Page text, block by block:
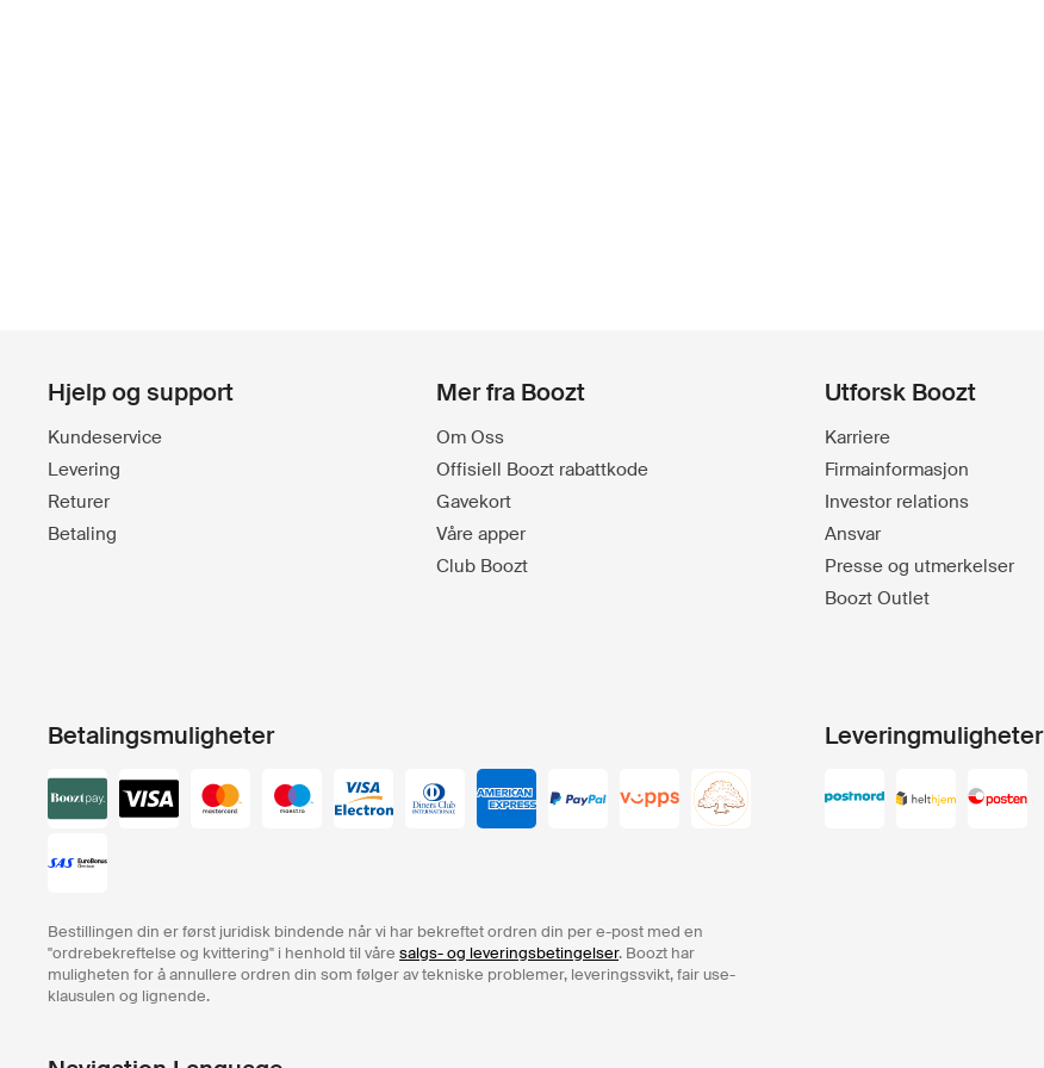
Hjelp og support
Kundeservice
Levering
Returer
Betaling
Mer fra Boozt
Om Oss
Offisiell Boozt rabattkode
Gavekort
Våre apper
Club Boozt
Utforsk Boozt
Karriere
Firmainformasjon
Investor relations
Ansvar
Presse og utmerkelser
Boozt Outlet
Betalingsmuligheter
Bestillingen din er først juridisk bindende når vi har bekreftet ordren din per e-post med en
"ordrebekreftelse og kvittering" i henhold til våre salgs- og leveringsbetingelser. Boozt har
muligheten for å annullere ordren din som følger av tekniske problemer, leveringssvikt, fair use-
klausulen og lignende.
Leveringmuligheter